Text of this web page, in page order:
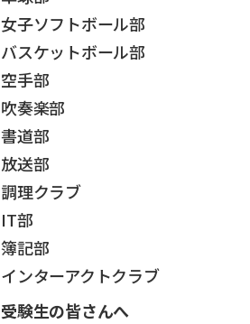
女子ソフトボール部
バスケットボール部
空手部
吹奏楽部
書道部
放送部
調理クラブ
IT部
簿記部
インターアクトクラブ
受験生の皆さんへ